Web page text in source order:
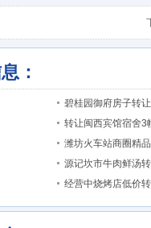
：
碧桂园御府房子转让
转让闽西宾馆宿舍3
潍坊火车站商圈精
源记坎市牛肉鲜汤
经营中烧烤店低价